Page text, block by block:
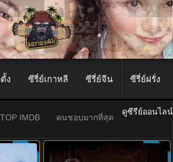
ง ซีรี่ย์เกาหลี ซีรี่ย์จีน ซีรี่ย์ฝรั่ง
TOP IMDB คนชอบมากที่สุด
ดูซีรีย์ออนไล
ซับไทย ซับไทย